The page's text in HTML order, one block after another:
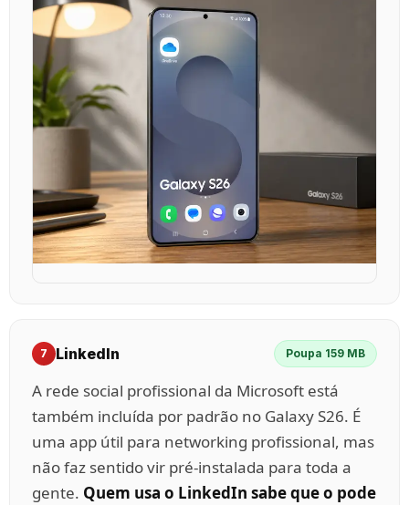
7 LinkedIn Poupa 159 MB
A rede social profissional da Microsoft está
também incluída por padrão no Galaxy S26. É
uma app útil para networking profissional, mas
não faz sentido vir pré-instalada para toda a
gente. Quem usa o LinkedIn sabe que o pode